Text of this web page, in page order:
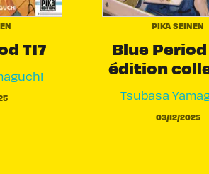
T17
PIKA SEINEN
Blue Period
édition
Tsubasa
03/12/2025